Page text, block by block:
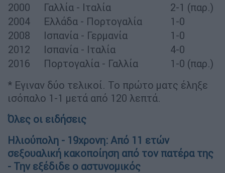
2000
Γαλλία - Ιταλία
2-1 (παρ.)
2004
Ελλάδα - Πορτογαλία
1-0
2008
Ισπανία - Γερμανία
1-0
2012
Ισπανία - Ιταλία
4-0
2016
Πορτογαλία - Γαλλία
1-0 (παρ.)
* Εγιναν δύο τελικοί. Το πρώτο ματς έληξε
ισόπαλο 1-1 μετά από 120 λεπτά.
Όλες οι ειδήσεις
Ηλιούπολη - 19χρονη: Από 11 ετών
σεξουαλική κακοποίηση από τον πατέρα της
- Την εξέδιδε ο αστυνομικός